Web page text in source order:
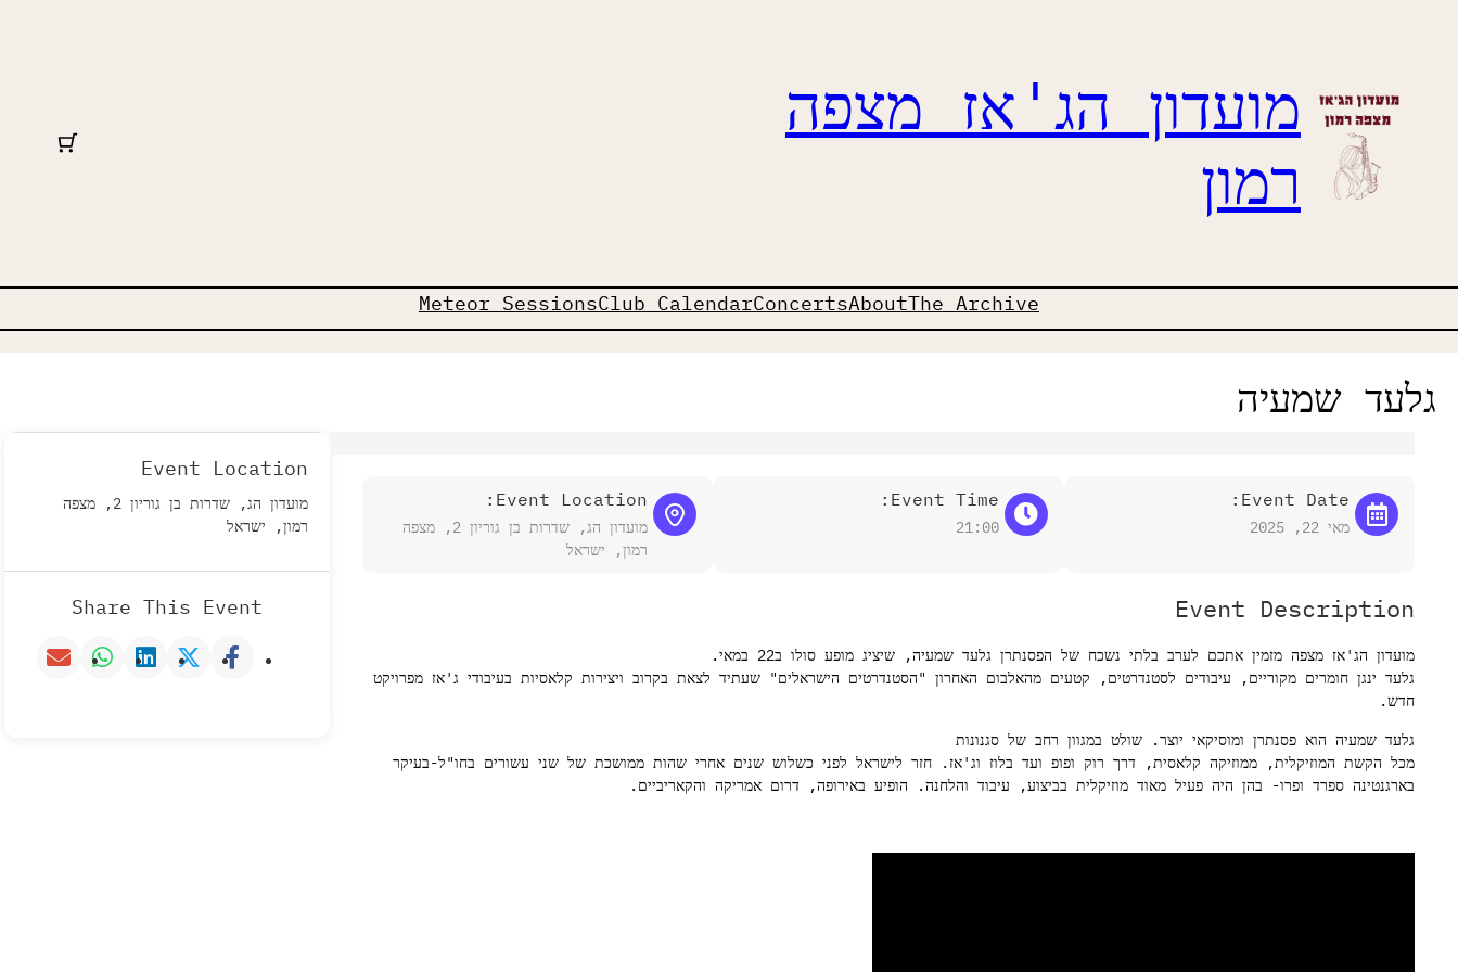
מועדון הג'אז מצפה
רמון
The Archive
About
Concerts
Club Calendar
Meteor Sessions
גלעד שמעיה
Event Date:
מאי 22, 2025
Event Time:
21:00
Event Location:
מועדון הג, שדרות בן גוריון 2, מצפה
רמון, ישראל
Event Description
מועדון הג'אז מצפה מזמין אתכם לערב בלתי נשכח של הפסנתרן גלעד שמעיה, שיציג מופע סולו ב22 במאי.
גלעד ינגן חומרים מקוריים, עיבודים לסטנדרטים, קטעים מהאלבום האחרון "הסטנדרטים הישראלים" שעתיד לצאת בקרוב ויצירות קלאסיות בעיבודי ג'אז מפרויקט
חדש.
גלעד שמעיה הוא פסנתרן ומוסיקאי יוצר. שולט במגוון רחב של סגנונות
מכל הקשת המוזיקלית, ממוזיקה קלאסית, דרך רוק ופופ ועד בלוז וג'אז. חזר לישראל לפני כשלוש שנים אחרי שהות ממושכת של שני עשורים בחו"ל-בעיקר
בארגנטינה ספרד ופרו- בהן היה פעיל מאוד מוזיקלית בביצוע, עיבוד והלחנה. הופיע באירופה, דרום אמריקה והקאריביים.
Event Location
מועדון הג, שדרות בן גוריון 2, מצפה
רמון, ישראל
Share This Event